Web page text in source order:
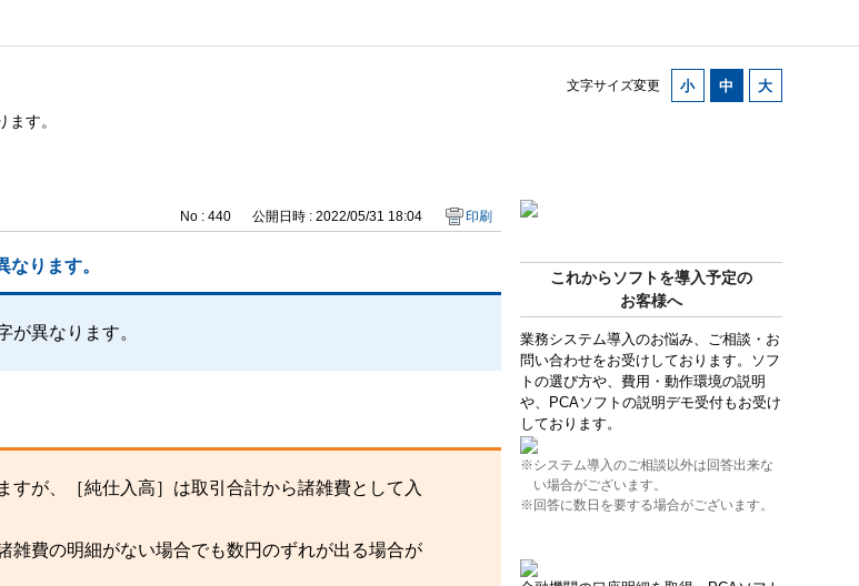
文字サイズ変更
す。
これからソフトを導入予定の
お客様へ
業務システム導入のお悩み、ご相談・お
問い合わせをお受けしております。ソフ
トの選び方や、費用・動作環境の説明
や、PCAソフトの説明デモ受付もお受け
しております。
※システム導入のご相談以外は回答出来な
い場合がございます。
※回答に数日を要する場合がございます。
No : 440 公開日時 : 2022/05/31 18:04 印刷
ります。
異なります。
すが、［純仕入高］は取引合計から諸雑費として入
雑費の明細がない場合でも数円のずれが出る場合が